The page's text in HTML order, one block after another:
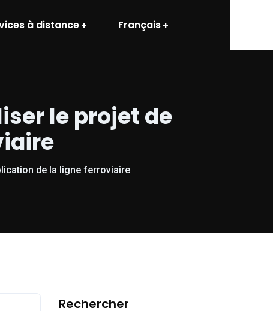
à distance Français
le projet de
de la ligne ferroviaire
Rechercher